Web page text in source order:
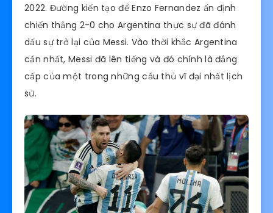
2022. Đường kiến tạo để Enzo Fernandez ấn định
chiến thắng 2-0 cho Argentina thực sự đã đánh
dấu sự trở lại của Messi. Vào thời khắc Argentina
cần nhất, Messi đã lên tiếng và đó chính là đẳng
cấp của một trong những cầu thủ vĩ đại nhất lịch
sử.